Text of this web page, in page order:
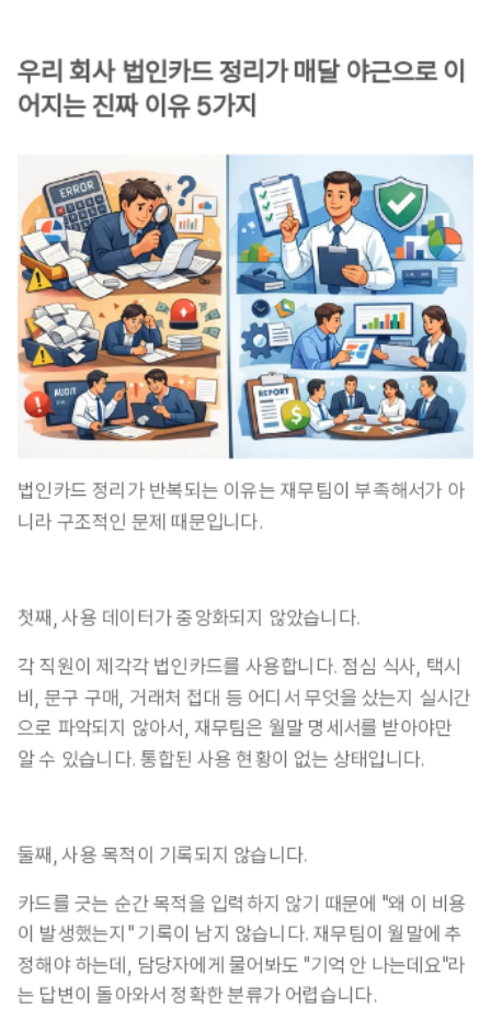
우리 회사 법인카드 정리가 매달 야근으로 이
어지는 진짜 이유 5가지
법인카드 정리가 반복되는 이유는 재무팀이 부족해서가 아
니라 구조적인 문제 때문입니다.
첫째, 사용 데이터가 중앙화되지 않았습니다.
각 직원이 제각각 법인카드를 사용합니다. 점심 식사, 택시
비, 문구 구매, 거래처 접대 등 어디서 무엇을 샀는지 실시간
으로 파악되지 않아서, 재무팀은 월말 명세서를 받아야만
알 수 있습니다. 통합된 사용 현황이 없는 상태입니다.
둘째, 사용 목적이 기록되지 않습니다.
카드를 긋는 순간 목적을 입력하지 않기 때문에 "왜 이 비용
이 발생했는지" 기록이 남지 않습니다. 재무팀이 월말에 추
정해야 하는데, 담당자에게 물어봐도 "기억 안 나는데요"라
는 답변이 돌아와서 정확한 분류가 어렵습니다.